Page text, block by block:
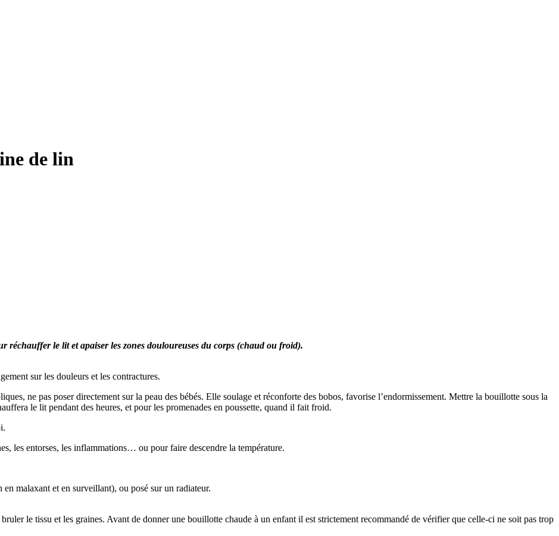
de lin
réchauffer le lit et apaiser les zones douloureuses du corps (chaud ou froid).
sur les douleurs et les contractures.
ne pas poser directement sur la peau des bébés. Elle soulage et réconforte des bobos, favorise l’endormissement. Mettre la bouillotte sous la
le lit pendant des heures, et pour les promenades en poussette, quand il fait froid.
les entorses, les inflammations… ou pour faire descendre la température.
malaxant et en surveillant), ou posé sur un radiateur.
le tissu et les graines. Avant de donner une bouillotte chaude à un enfant il est strictement recommandé de vérifier que celle-ci ne soit pas trop